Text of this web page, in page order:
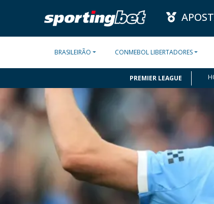
BRASILEIRÃO CONMEBOL LIBERTADORES
PREMIER LEAGUE